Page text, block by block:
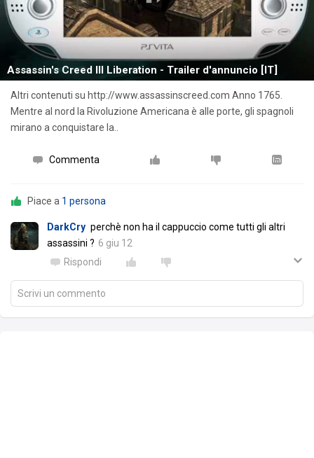
Assassin's Creed III Liberation - Trailer d'annuncio [IT]
Altri contenuti su http://www.assassinscreed.com Anno 1765.
Mentre al nord la Rivoluzione Americana è alle porte, gli spagnoli
mirano a conquistare la..
Commenta
Piace a 1 persona
DarkCry perchè non ha il cappuccio come tutti gli altri
assassini ? 6 giu 12
Rispondi
Scrivi un commento